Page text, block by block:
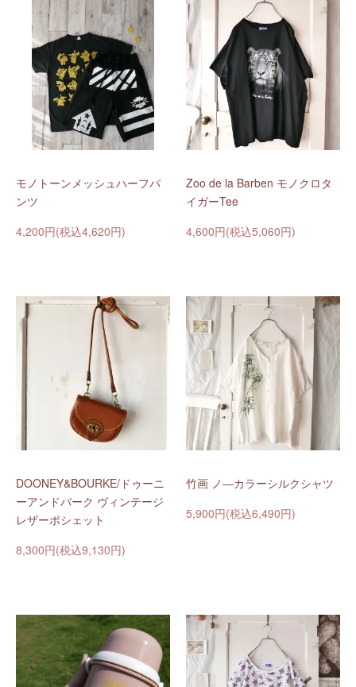
モノトーンメッシュハーフパ
ンツ
4,200円(税込4,620円)
Zoo de la Barben モノクロタ
イガーTee
4,600円(税込5,060円)
DOONEY&BOURKE/ドゥーニ
ーアンドバーク ヴィンテージ
レザーポシェット
8,300円(税込9,130円)
竹画 ノ―カラーシルクシャツ
5,900円(税込6,490円)